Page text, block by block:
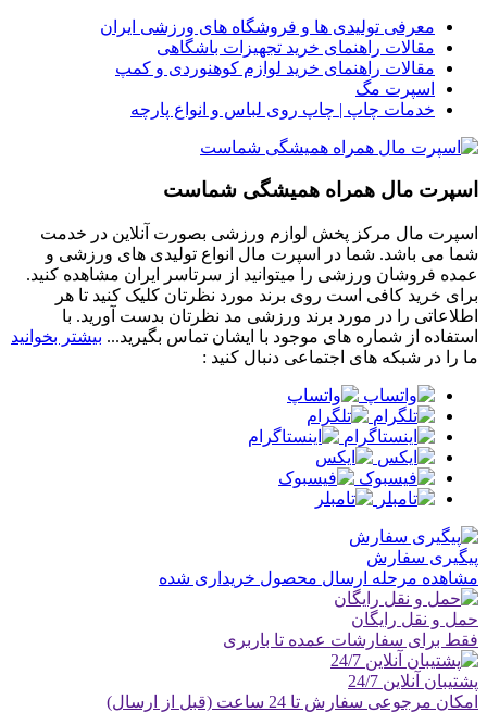
معرفی تولیدی ها و فروشگاه های ورزشی ایران
مقالات راهنمای خرید تجهیزات باشگاهی
مقالات راهنمای خرید لوازم کوهنوردی و کمپ
اسپرت مگ
خدمات چاپ | چاپ روی لباس و انواع پارچه
اسپرت مال همراه همیشگی شماست
اسپرت مال مرکز پخش لوازم ورزشی بصورت آنلاین در خدمت
شما می باشد. شما در اسپرت مال انواع تولیدی های ورزشی و
عمده فروشان ورزشی را میتوانید از سرتاسر ایران مشاهده کنید.
برای خرید کافی است روی برند مورد نظرتان کلیک کنید تا هر
اطلاعاتی را در مورد برند ورزشی مد نظرتان بدست آورید. با
استفاده از شماره های موجود با ایشان تماس بگیرید... بیشتر بخوانید
ما را در شبکه های اجتماعی دنبال کنید :
پیگیری سفارش
مشاهده مرحله ارسال محصول خریداری شده
حمل و نقل رایگان
فقط برای سفارشات عمده تا باربری
پشتیبان آنلاین 24/7
امکان مرجوعی سفارش تا 24 ساعت (قبل از ارسال)